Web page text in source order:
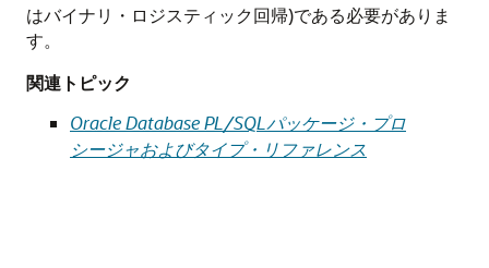
はバイナリ・ロジスティック回帰)である必要がありま
す。
関連トピック
Oracle Database PL/SQLパッケージ・プロ
シージャおよびタイプ・リファレンス